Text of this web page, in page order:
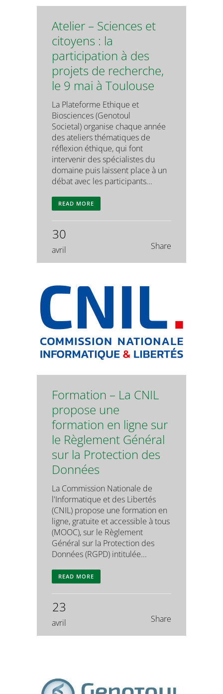
Atelier – Sciences et
citoyens : la
participation à des
projets de recherche,
le 9 mai à Toulouse
La Plateforme Ethique et
Biosciences (Genotoul
Societal) organise chaque année
des ateliers thématiques de
réflexion éthique, qui font
intervenir des spécialistes du
domaine puis laissent place à un
débat avec les participants...
READ MORE
30
avril Share
Formation – La CNIL
propose une
formation en ligne sur
le Règlement Général
sur la Protection des
Données
La Commission Nationale de
l'Informatique et des Libertés
(CNIL) propose une formation en
ligne, gratuite et accessible à tous
(MOOC), sur le Règlement
Général sur la Protection des
Données (RGPD) intitulée...
READ MORE
23
avril Share